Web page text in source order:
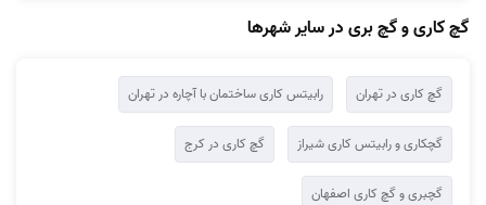
گچ‌ کاری و گچ بری در سایر شهرها
گچ کاری در تهران رابیتس کاری ساختمان با آچاره در تهران
گچکاری و رابیتس کاری شیراز گچ کاری در کرج
گچبری و گچ کاری اصفهان